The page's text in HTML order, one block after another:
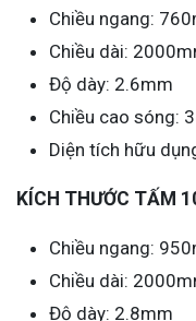
Chiều ngang:
Chiều dài:
Độ dày: 2.6mm
Chiều cao sóng:
Diện tích hữu
KÍCH THƯỚC TẤM
Chiều ngang:
Chiều dài:
Độ dày: 2.8mm